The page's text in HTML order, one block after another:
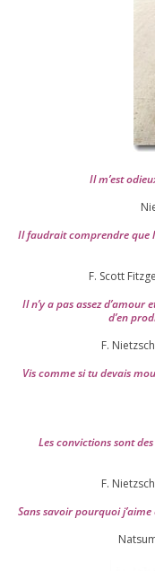
Il m’est
Il fau­drait com­prendre que
F. Scott
Il n’y a pas assez
d’en
F.
Vis comme si tu devais
Les convic­tions sont
F.
Sans savoir pour­quoi